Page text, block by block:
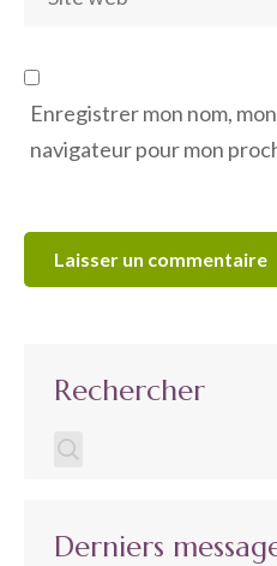
Enregistrer mon nom,
navigateur pour mon
Rechercher
Derniers